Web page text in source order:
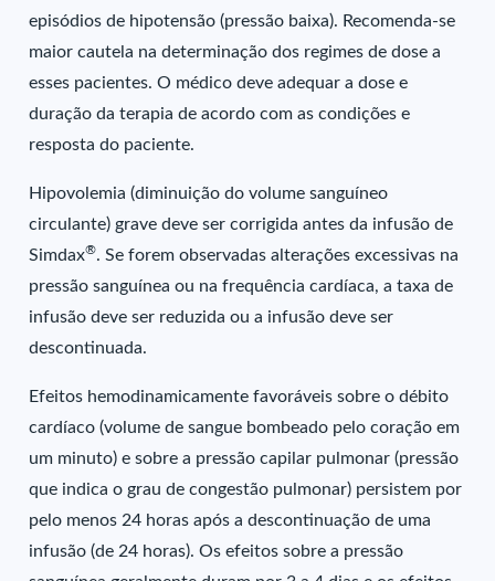
episódios de hipotensão (pressão baixa). Recomenda-se
maior cautela na determinação dos regimes de dose a
esses pacientes. O médico deve adequar a dose e
duração da terapia de acordo com as condições e
resposta do paciente.
Hipovolemia (diminuição do volume sanguíneo
circulante) grave deve ser corrigida antes da infusão de
Simdax®. Se forem observadas alterações excessivas na
pressão sanguínea ou na frequência cardíaca, a taxa de
infusão deve ser reduzida ou a infusão deve ser
descontinuada.
Efeitos hemodinamicamente favoráveis sobre o débito
cardíaco (volume de sangue bombeado pelo coração em
um minuto) e sobre a pressão capilar pulmonar (pressão
que indica o grau de congestão pulmonar) persistem por
pelo menos 24 horas após a descontinuação de uma
infusão (de 24 horas). Os efeitos sobre a pressão